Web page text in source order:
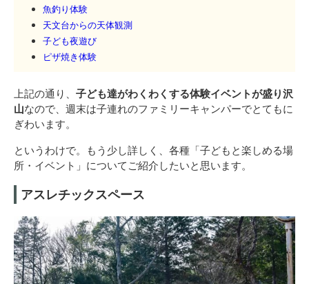
魚釣り体験
天文台からの天体観測
子ども夜遊び
ピザ焼き体験
上記の通り、 子ども達がわくわくする体験イベントが盛り沢
山なので、週末は子連れのファミリーキャンパーでとてもに
ぎわいます。
というわけで。もう少し詳しく、各種「子どもと楽しめる場
所・イベント」についてご紹介したいと思います。
アスレチックスペース